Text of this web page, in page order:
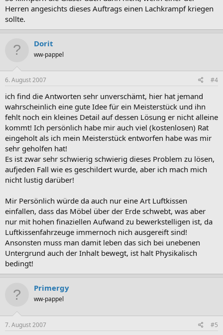
Herren angesichts dieses Auftrags einen Lachkrampf kriegen
sollte.
Dorit
ww-pappel
6. August 2007 #4
ich find die Antworten sehr unverschämt, hier hat jemand
wahrscheinlich eine gute Idee für ein Meisterstück und ihn
fehlt noch ein kleines Detail auf dessen Lösung er nicht alleine
kommt! Ich persönlich habe mir auch viel (kostenlosen) Rat
eingeholt als ich mein Meisterstück entworfen habe was mir
sehr geholfen hat!
Es ist zwar sehr schwierig schwierig dieses Problem zu lösen,
aufjeden Fall wie es geschildert wurde, aber ich mach mich
nicht lustig darüber!
Mir Persönlich würde da auch nur eine Art Luftkissen
einfallen, dass das Möbel über der Erde schwebt, was aber
nur mit hohen finaziellen Aufwand zu bewerkstelligen ist, da
Luftkissenfahrzeuge immernoch nich ausgereift sind!
Ansonsten muss man damit leben das sich bei unebenen
Untergrund auch der Inhalt bewegt, ist halt Physikalisch
bedingt!
Primergy
ww-pappel
7. August 2007 #5